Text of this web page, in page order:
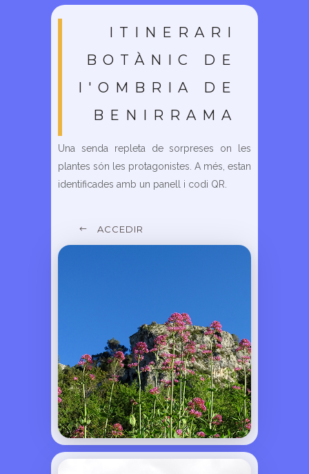
ITINERARI
BOTÀNIC DE
l'OMBRIA DE
BENIRRAMA
Una senda repleta de sorpreses on les
plantes són les protagonistes. A més, estan
identificades amb un panell i codi QR.
ACCEDIR